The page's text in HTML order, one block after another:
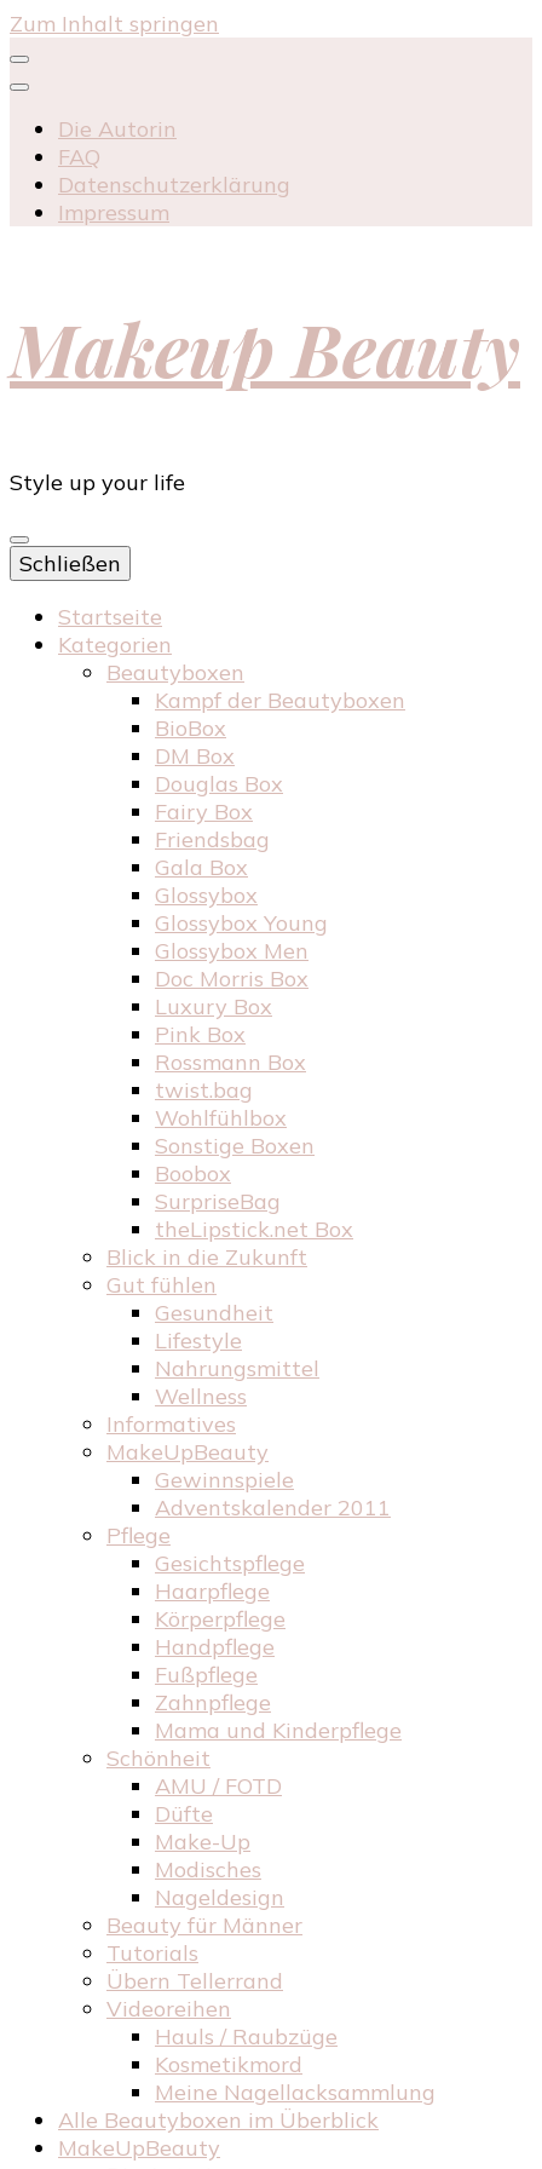
Zum Inhalt springen
Die Autorin
FAQ
Datenschutzerklärung
Impressum
Makeup Beauty
Style up your life
Schließen
Startseite
Kategorien
Beautyboxen
Kampf der Beautyboxen
BioBox
DM Box
Douglas Box
Fairy Box
Friendsbag
Gala Box
Glossybox
Glossybox Young
Glossybox Men
Doc Morris Box
Luxury Box
Pink Box
Rossmann Box
twist.bag
Wohlfühlbox
Sonstige Boxen
Boobox
SurpriseBag
theLipstick.net Box
Blick in die Zukunft
Gut fühlen
Gesundheit
Lifestyle
Nahrungsmittel
Wellness
Informatives
MakeUpBeauty
Gewinnspiele
Adventskalender 2011
Pflege
Gesichtspflege
Haarpflege
Körperpflege
Handpflege
Fußpflege
Zahnpflege
Mama und Kinderpflege
Schönheit
AMU / FOTD
Düfte
Make-Up
Modisches
Nageldesign
Beauty für Männer
Tutorials
Übern Tellerrand
Videoreihen
Hauls / Raubzüge
Kosmetikmord
Meine Nagellacksammlung
Alle Beautyboxen im Überblick
MakeUpBeauty